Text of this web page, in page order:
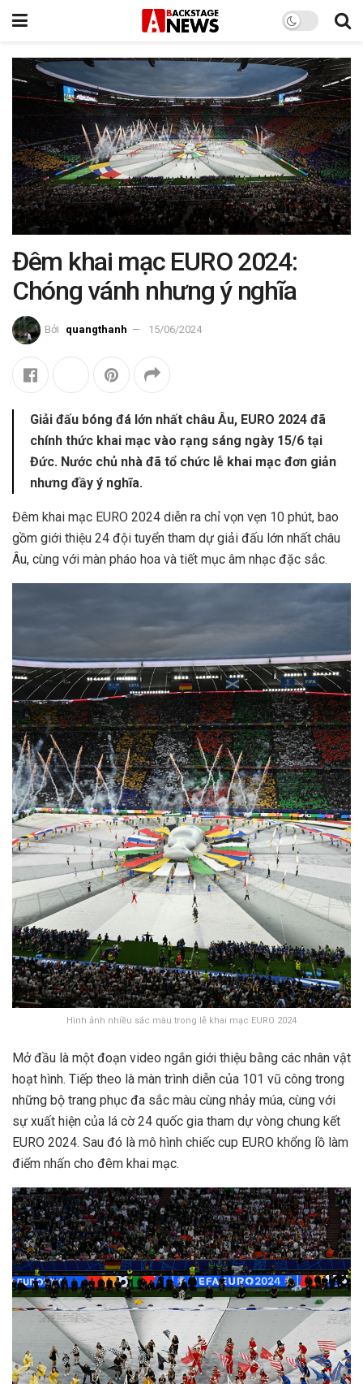
Đêm khai mạc EURO 2024:
Chóng vánh nhưng ý nghĩa
Bởi quangthanh 15/06/2024
Giải đấu bóng đá lớn nhất châu Âu, EURO 2024 đã
chính thức khai mạc vào rạng sáng ngày 15/6 tại
Đức. Nước chủ nhà đã tổ chức lễ khai mạc đơn giản
nhưng đầy ý nghĩa.
Đêm khai mạc EURO 2024 diễn ra chỉ vọn vẹn 10 phút, bao
gồm giới thiệu 24 đội tuyển tham dự giải đấu lớn nhất châu
Âu, cùng với màn pháo hoa và tiết mục âm nhạc đặc sắc.
Hình ảnh nhiều sắc màu trong lễ khai mạc EURO 2024
Mở đầu là một đoạn video ngắn giới thiệu bằng các nhân vật
hoạt hình. Tiếp theo là màn trình diễn của 101 vũ công trong
những bộ trang phục đa sắc màu cùng nhảy múa, cùng với
sự xuất hiện của lá cờ 24 quốc gia tham dự vòng chung kết
EURO 2024. Sau đó là mô hình chiếc cup EURO khổng lồ làm
điểm nhấn cho đêm khai mạc.